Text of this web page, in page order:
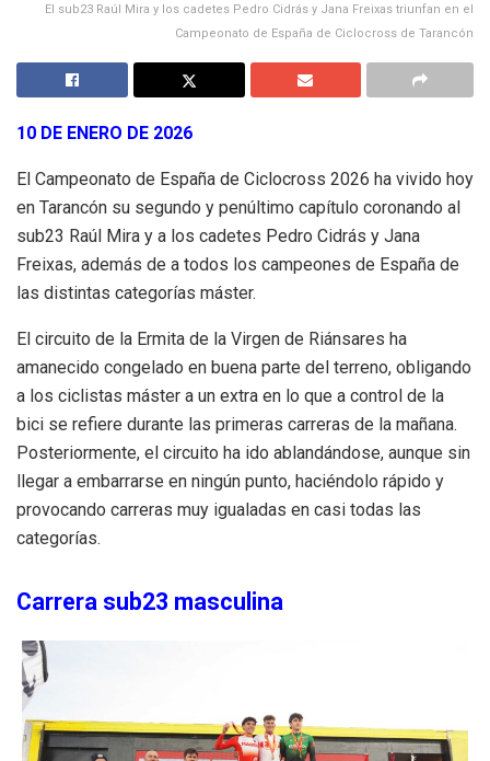
El sub23 Raúl Mira y los cadetes Pedro Cidrás y Jana Freixas triunfan en el
Campeonato de España de Ciclocross de Tarancón
10 DE ENERO DE 2026
El Campeonato de España de Ciclocross 2026 ha vivido hoy
en Tarancón su segundo y penúltimo capítulo coronando al
sub23 Raúl Mira y a los cadetes Pedro Cidrás y Jana
Freixas, además de a todos los campeones de España de
las distintas categorías máster.
El circuito de la Ermita de la Virgen de Riánsares ha
amanecido congelado en buena parte del terreno, obligando
a los ciclistas máster a un extra en lo que a control de la
bici se refiere durante las primeras carreras de la mañana.
Posteriormente, el circuito ha ido ablandándose, aunque sin
llegar a embarrarse en ningún punto, haciéndolo rápido y
provocando carreras muy igualadas en casi todas las
categorías.
Carrera sub23 masculina